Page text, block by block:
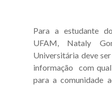
Para a estudante
UFAM, Nataly
Universitária deve
informação com
para a comunidade